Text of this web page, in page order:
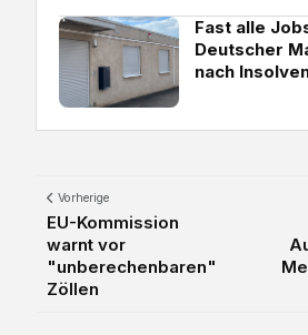
Fast alle
Deutscher
nach
Vorherige
EU-Kommission
warnt vor
"unberechenbaren"
Zöllen